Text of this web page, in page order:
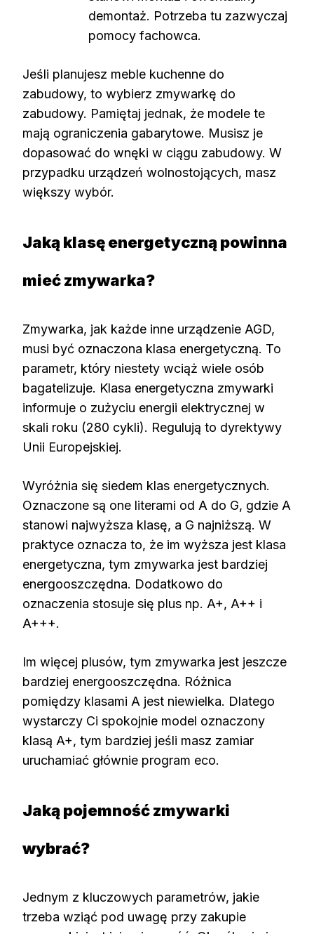
demontaż. Potrzeba tu zazwyczaj
pomocy fachowca.
Jeśli planujesz meble kuchenne do
zabudowy, to wybierz zmywarkę do
zabudowy. Pamiętaj jednak, że modele te
mają ograniczenia gabarytowe. Musisz je
dopasować do wnęki w ciągu zabudowy. W
przypadku urządzeń wolnostojących, masz
większy wybór.
Jaką klasę energetyczną powinna
mieć zmywarka?
Zmywarka, jak każde inne urządzenie AGD,
musi być oznaczona klasa energetyczną. To
parametr, który niestety wciąż wiele osób
bagatelizuje. Klasa energetyczna zmywarki
informuje o zużyciu energii elektrycznej w
skali roku (280 cykli). Regulują to dyrektywy
Unii Europejskiej.
Wyróżnia się siedem klas energetycznych.
Oznaczone są one literami od A do G, gdzie A
stanowi najwyższa klasę, a G najniższą. W
praktyce oznacza to, że im wyższa jest klasa
energetyczna, tym zmywarka jest bardziej
energooszczędna. Dodatkowo do
oznaczenia stosuje się plus np. A+, A++ i
A+++.
Im więcej plusów, tym zmywarka jest jeszcze
bardziej energooszczędna. Różnica
pomiędzy klasami A jest niewielka. Dlatego
wystarczy Ci spokojnie model oznaczony
klasą A+, tym bardziej jeśli masz zamiar
uruchamiać głównie program eco.
Jaką pojemność zmywarki
wybrać?
Jednym z kluczowych parametrów, jakie
trzeba wziąć pod uwagę przy zakupie